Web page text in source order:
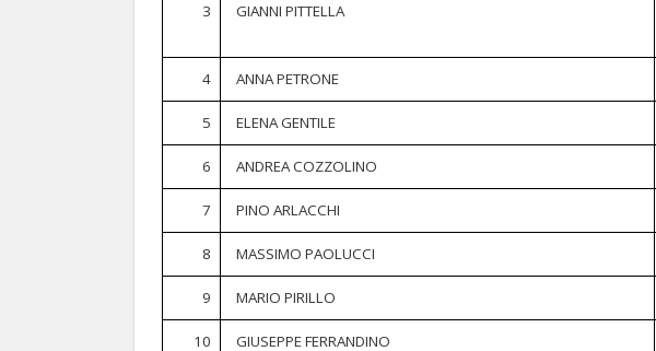
3 GIANNI PITTELLA
4 ANNA PETRONE
5 ELENA GENTILE
6 ANDREA COZZOLINO
7 PINO ARLACCHI
8 MASSIMO PAOLUCCI
9 MARIO PIRILLO
10 GIUSEPPE FERRANDINO